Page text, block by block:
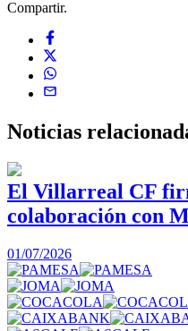
Compartir.
Noticias
El Villarreal CF
colaboración con
01/07/2026